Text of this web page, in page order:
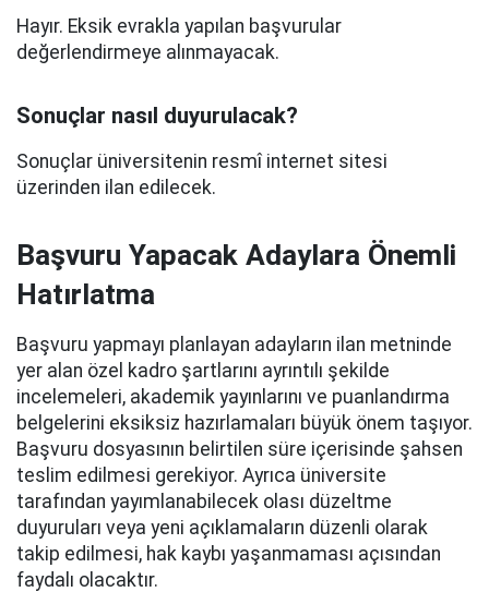
Hayır. Eksik evrakla yapılan başvurular
değerlendirmeye alınmayacak.
Sonuçlar nasıl duyurulacak?
Sonuçlar üniversitenin resmî internet sitesi
üzerinden ilan edilecek.
Başvuru Yapacak Adaylara Önemli
Hatırlatma
Başvuru yapmayı planlayan adayların ilan metninde
yer alan özel kadro şartlarını ayrıntılı şekilde
incelemeleri, akademik yayınlarını ve puanlandırma
belgelerini eksiksiz hazırlamaları büyük önem taşıyor.
Başvuru dosyasının belirtilen süre içerisinde şahsen
teslim edilmesi gerekiyor. Ayrıca üniversite
tarafından yayımlanabilecek olası düzeltme
duyuruları veya yeni açıklamaların düzenli olarak
takip edilmesi, hak kaybı yaşanmaması açısından
faydalı olacaktır.